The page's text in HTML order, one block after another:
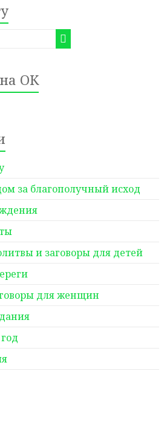
ОК
за благополучный исход
и заговоры для детей
для женщин